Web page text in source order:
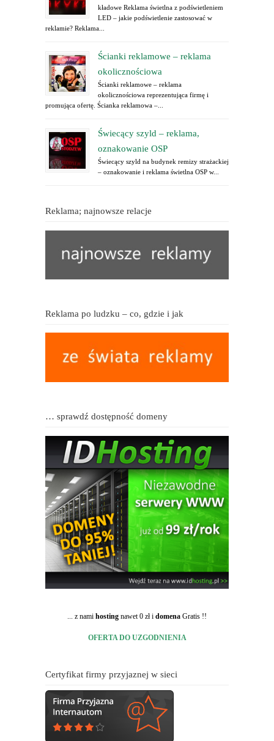
kładowe Reklama świetlna z podświetleniem
LED – jakie podświetlenie zastosować w
reklamie? Reklama...
Ścianki reklamowe – reklama
okolicznościowa
Ścianki reklamowe – reklama
okolicznościowa reprezentująca firmę i
promująca ofertę. Ścianka reklamowa –...
Świecący szyld – reklama,
oznakowanie OSP
Świecący szyld na budynek remizy strażackiej
– oznakowanie i reklama świetlna OSP w...
Reklama; najnowsze relacje
Reklama po ludzku – co, gdzie i jak
… sprawdź dostępność domeny
... z nami hosting nawet 0 zł i domena Gratis !!
OFERTA DO UZGODNIENIA
Certyfikat firmy przyjaznej w sieci